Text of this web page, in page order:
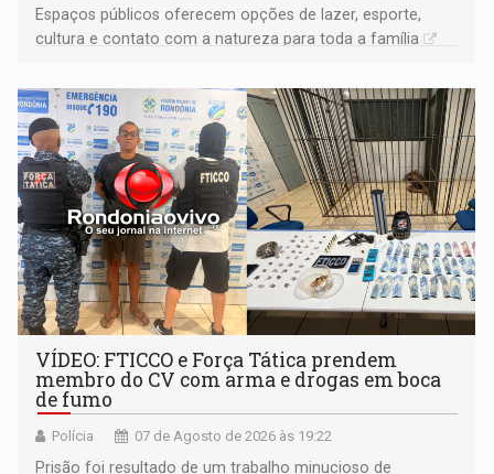
Espaços públicos oferecem opções de lazer, esporte,
cultura e contato com a natureza para toda a família
VÍDEO: FTICCO e Força Tática prendem
membro do CV com arma e drogas em boca
de fumo
Polícia 07 de Agosto de 2026 às 19:22
Prisão foi resultado de um trabalho minucioso de